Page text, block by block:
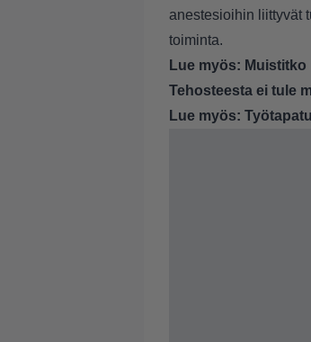
anestesioihin liittyvät
toiminta.
Lue myös: Muistitko
Tehosteesta ei tule
Lue myös: